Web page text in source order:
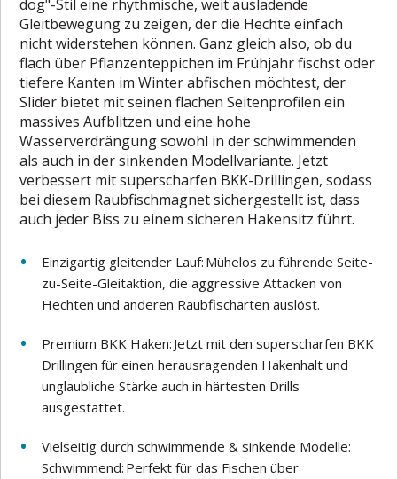
dog"-Stil eine rhythmische, weit ausladende
Gleitbewegung zu zeigen, der die Hechte einfach
nicht widerstehen können. Ganz gleich also, ob du
flach über Pflanzenteppichen im Frühjahr fischst oder
tiefere Kanten im Winter abfischen möchtest, der
Slider bietet mit seinen flachen Seitenprofilen ein
massives Aufblitzen und eine hohe
Wasserverdrängung sowohl in der schwimmenden
als auch in der sinkenden Modellvariante. Jetzt
verbessert mit superscharfen BKK-Drillingen, sodass
bei diesem Raubfischmagnet sichergestellt ist, dass
auch jeder Biss zu einem sicheren Hakensitz führt.
Einzigartig gleitender Lauf: Mühelos zu führende Seite-
zu-Seite-Gleitaktion, die aggressive Attacken von
Hechten und anderen Raubfischarten auslöst.
Premium BKK Haken: Jetzt mit den superscharfen BKK
Drillingen für einen herausragenden Hakenhalt und
unglaubliche Stärke auch in härtesten Drills
ausgestattet.
Vielseitig durch schwimmende & sinkende Modelle:
Schwimmend: Perfekt für das Fischen über